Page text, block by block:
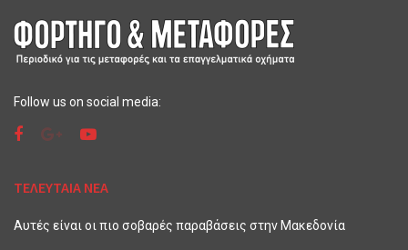
Follow us on social media:
ΤΕΛΕΥΤΑΙΑ ΝΕΑ
Αυτές είναι οι πιο σοβαρές παραβάσεις στην Μακεδονία